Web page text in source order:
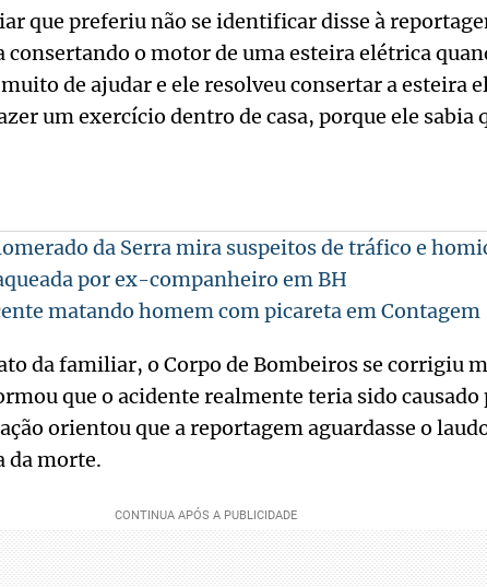
que preferiu não se identificar disse à
consertando o motor de uma esteira elétrica
de ajudar e ele resolveu consertar a esteira
um exercício dentro de casa, porque ele sabia
da Serra mira suspeitos de tráfico e
por ex-companheiro em BH
matando homem com picareta em Contagem
da familiar, o Corpo de Bombeiros se corrigiu
que o acidente realmente teria sido causado
orientou que a reportagem aguardasse o
da morte.